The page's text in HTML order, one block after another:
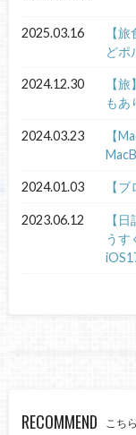
2025.03.16
【
どポ
2024.12.30
【
もあ
2024.03.23
【
2024.01.03 【
2023.06.12
【
うす
RECOMMEND こち